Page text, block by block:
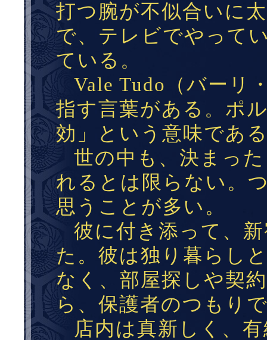
打つ腕が不似合いに
で、テレビでやって
ている。
Vale Tudo（バーリ
指す言葉がある。ポ
効」という意味であ
世の中も、決まっ
れるとは限らない。
思うことが多い。
彼に付き添って、
た。彼は独り暮らし
なく、部屋探しや契
ら、保護者のつもり
店内は真新しく、有